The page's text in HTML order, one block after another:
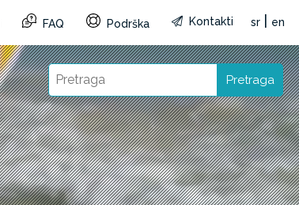
FAQ Podrška Kontakti sr en
Pretraga